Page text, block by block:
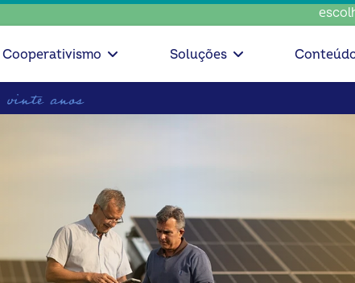
escolha
Cooperativismo Soluções